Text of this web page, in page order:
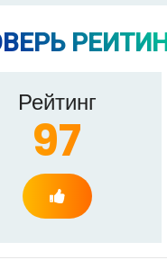
Рейтинг
97